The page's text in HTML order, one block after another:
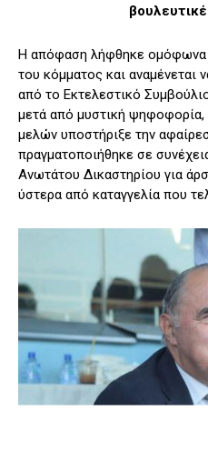
Η απόφαση λήφθηκε ομόφωνα
του κόμματος και αναμένεται
από το Εκτελεστικό
μετά από μυστική
μελών υποστήριξε την
πραγματοποιήθηκε σε
Ανωτάτου Δικαστηρίου για
ύστερα από καταγγελία που